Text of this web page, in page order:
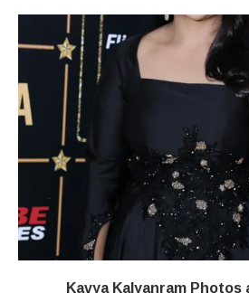
Kavya Kalyanram Photos